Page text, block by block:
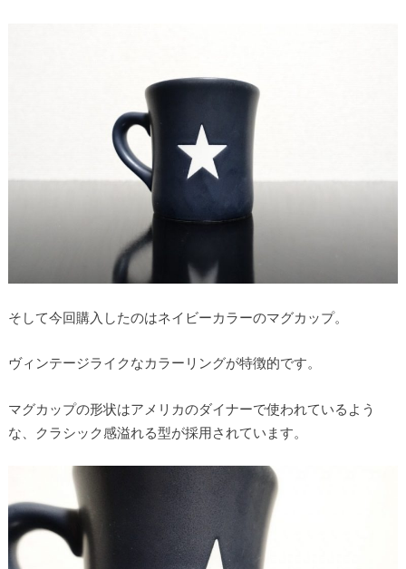
そして今回購入したのはネイビーカラーのマグカップ。
ヴィンテージライクなカラーリングが特徴的です。
マグカップの形状はアメリカのダイナーで使われているよう
な、クラシック感溢れる型が採用されています。